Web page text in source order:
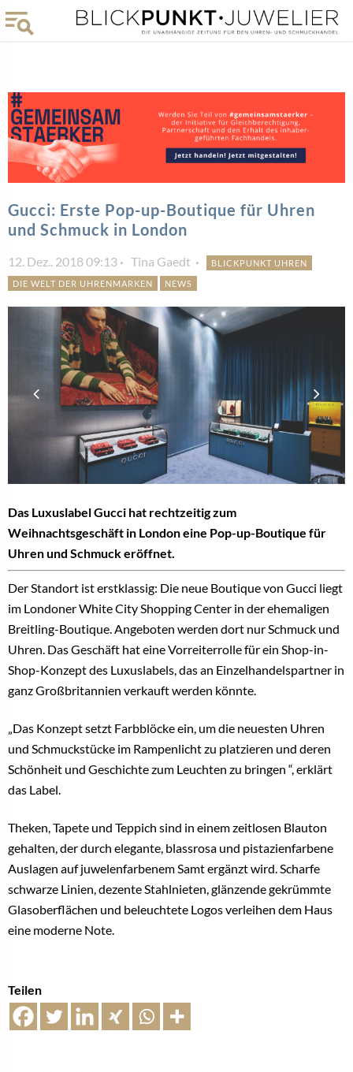
Gucci: Erste Pop-up-Boutique für Uhren
und Schmuck in London
12. Dez.. 2018 09:13 Tina Gaedt
BLICKPUNKT UHREN
DIE WELT DER UHRENMARKEN
NEWS
Das Luxuslabel Gucci hat rechtzeitig zum
Weihnachtsgeschäft in London eine Pop-up-Boutique für
Uhren und Schmuck eröffnet.
Der Standort ist erstklassig: Die neue Boutique von Gucci liegt
im Londoner White City Shopping Center in der ehemaligen
Breitling-Boutique. Angeboten werden dort nur Schmuck und
Uhren. Das Geschäft hat eine Vorreiterrolle fürein Shop-in-
Shop-Konzept des Luxuslabels, das an Einzelhandelspartner in
ganz Großbritannien verkauft werden könnte.
„Das Konzept setzt Farbblöcke ein, um die neuesten Uhren
und Schmuckstücke im Rampenlicht zu platzieren und deren
Schönheit und Geschichte zum Leuchten zu bringen “, erklärt
das Label.
Theken, Tapete und Teppich sind in einem zeitlosen Blauton
gehalten, der durch elegante, blassrosa und pistazienfarbene
Auslagen auf juwelenfarbenem Samt ergänzt wird. Scharfe
schwarze Linien, dezente Stahlnieten, glänzende gekrümmte
Glasoberflächen und beleuchtete Logos verleihen dem Haus
eine moderne Note.
Teilen